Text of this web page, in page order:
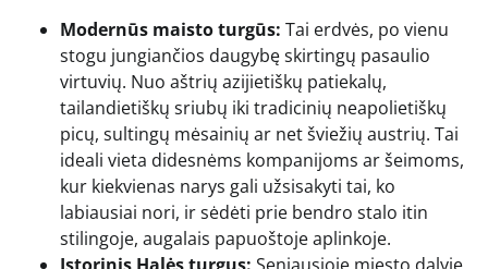
Modernūs maisto turgūs: Tai erdvės, po vienu
stogu jungiančios daugybę skirtingų pasaulio
virtuvių. Nuo aštrių azijietiškų patiekalų,
tailandietiškų sriubų iki tradicinių neapolietiškų
picų, sultingų mėsainių ar net šviežių austrių. Tai
ideali vieta didesnėms kompanijoms ar šeimoms,
kur kiekvienas narys gali užsisakyti tai, ko
labiausiai nori, ir sėdėti prie bendro stalo itin
stilingoje, augalais papuoštoje aplinkoje.